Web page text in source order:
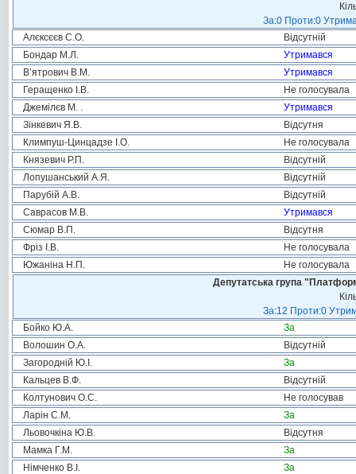
За:0 Проти:0
Алєксєєв С.О.
Відсутній
Бондар М.Л.
Утримався
В’ятрович В.М.
Утримався
Геращенко І.В.
Не голосувала
Джемілєв М. .
Утримався
Зінкевич Я.В.
Відсутня
Климпуш-Цинцадзе І.О.
Не голосувала
Князевич Р.П.
Відсутній
Лопушанський А.Я.
Відсутній
Парубій А.В.
Відсутній
Саврасов М.В.
Утримався
Сюмар В.П.
Відсутня
Фріз І.В.
Не голосувала
Южаніна Н.П.
Не голосувала
Депутатська група
За:12 Проти:0
Бойко Ю.А.
За
Волошин О.А.
Відсутній
Загородній Ю.І.
За
Кальцев В.Ф.
Відсутній
Колтунович О.С.
Не голосував
Ларін С.М.
За
Льовочкіна Ю.В.
Відсутня
Мамка Г.М.
За
Німченко В.І.
За